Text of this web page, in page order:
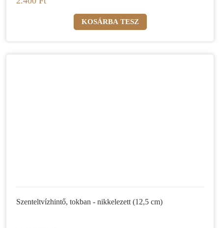
Szenteltvízhintő, tokban - nikkelezett (12,5 cm)